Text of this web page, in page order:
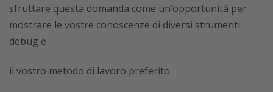
sfruttare questa domanda come un’opportunità per
mostrare le vostre conoscenze di diversi strumenti
debug e
il vostro metodo di lavoro preferito.